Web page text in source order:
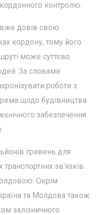
контролю.
довів свою
кордону, тому його
може суттєво
За словами
роботи з
щодо будівництва
забезпечення
гривень для
зв’язків
Окрім
та Молдова також
залізничного